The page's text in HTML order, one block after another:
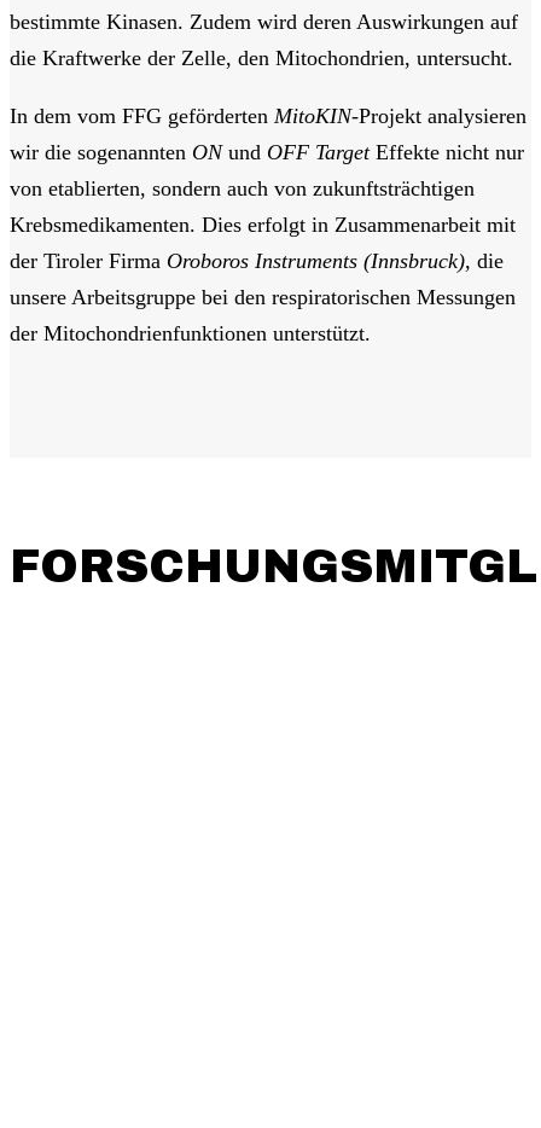
bestimmte Kinasen. Zudem wird deren Auswirkungen auf
die Kraftwerke der Zelle, den Mitochondrien, untersucht.
In dem vom FFG geförderten MitoKIN-Projekt analysieren
wir die sogenannten ONund OFF TargetEffekte nicht nur
von etablierten, sondern auch von zukunftsträchtigen
Krebsmedikamenten. Dies erfolgt in Zusammenarbeit mit
der Tiroler Firma Oroboros Instruments (Innsbruck), die
unsere Arbeitsgruppe bei den respiratorischen Messungen
der Mitochondrienfunktionen unterstützt.